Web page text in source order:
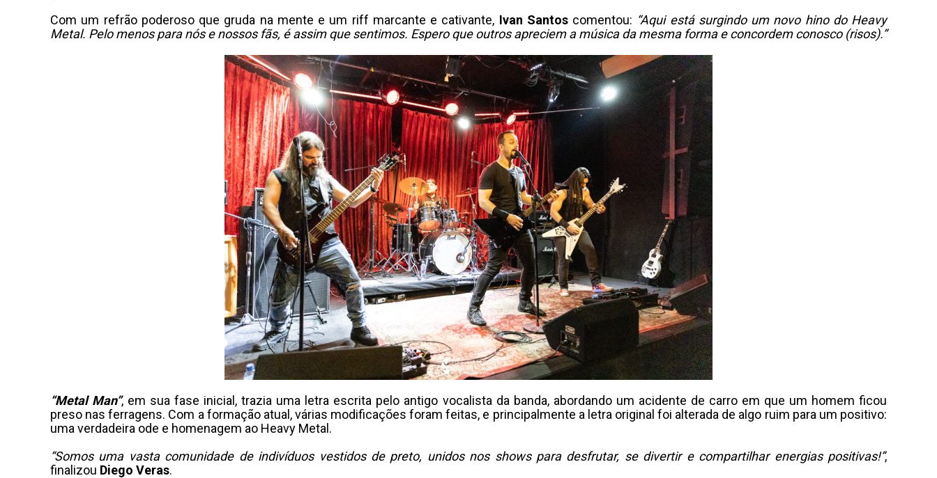
Com um refrão poderoso que gruda na mente e um riff marcante e cativante, Ivan Santoscomentou: “Aqui está surgindo um novo hino do Heavy
Metal. Pelo menos para nós e nossos fãs, é assim que sentimos. Espero que outros apreciem a música da mesma forma e concordem conosco (risos).”
“Metal Man”, em sua fase inicial, trazia uma letra escrita pelo antigo vocalista da banda, abordando um acidente de carro em que um homem ficou
preso nas ferragens. Com a formação atual, várias modificações foram feitas, e principalmente a letra original foi alterada de algo ruim para um positivo:
uma verdadeira ode e homenagem ao Heavy Metal.
“Somos uma vasta comunidade de indivíduos vestidos de preto, unidos nos shows para desfrutar, se divertir e compartilhar energias positivas!”,
finalizou Diego Veras.